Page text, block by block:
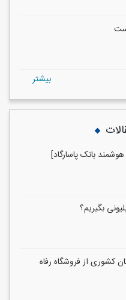
بيشتر
بانک پاسارگاد]
بگیریم؟
کشوری از فروشگاه رفاه